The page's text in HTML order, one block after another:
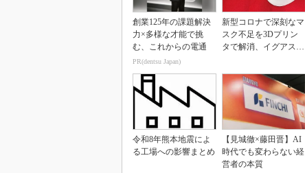
創業125年の課題解決
力×多様な才能で挑
む、これからの電通
PR(dentsu Japan)
新型コロナで深刻なマ
スク不足を3Dプリン
タで解消、イグアスが
令和8年熊本地震によ
る工場への影響まとめ
【見城徹×藤田晋】AI
時代でも変わらない経
営者の本質